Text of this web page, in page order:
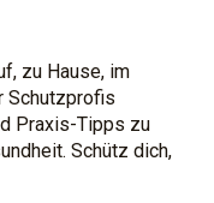
zu Hause, im
Schutzprofis
Praxis-Tipps zu
Schütz dich,